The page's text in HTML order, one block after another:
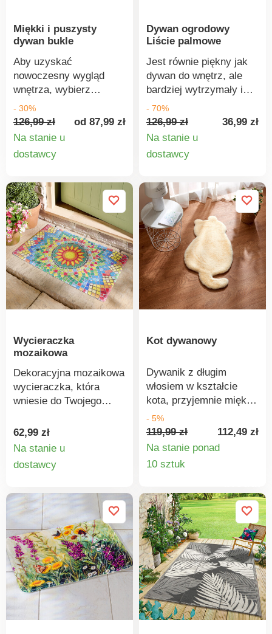
x 20 cm.
zewnętrznych + wnętrz
intensywnie
użytkowanych.
Wytrzymały zimą i
latem. Odporny na brud.
Miękki i puszysty
dywan bukle
Aby uzyskać
nowoczesny wygląd
wnętrza, wybierz
wygodny dywan w
szerokiej gamie kolorów.
Miękki i wygodny.
prostokątnych i 2
Łatwy w utrzymaniu.
Zalecamy regularne
odkurzanie dywanu. W
przypadku niepożądanej
plamy, użyj wilgotnej
gąbki i delikatnie
wyczyść, ale nie
dociskaj zbyt mocno,
aby uniknąć
plam skorzystaj z usług
profesjonalnego
czyszczenia.
- 30%
126,99 zł
od 87,99 zł
Na stanie u
dostawcy
Dywan ogrodowy
Liście palmowe
Jest równie piękny jak
dywan do wnętrz, ale
bardziej wytrzymały i
odporny na
niesprzyjające warunki
atmosferyczne!
balkon lub do ogrodu. Z
palmy w odcieniach
szarości - roztacza
wakacyjną atmosferę
przez cały rok, nawet w
deszczu i śniegu.
Niezwykle wytrzymały,
odporny na zabrudzenia
i łatwy w czyszczeniu.
Wystarczy zamieść,
- 70%
126,99 zł
36,99 zł
Na stanie u
dostawcy
Wycieraczka
mozaikowa
Dekoracyjna mozaikowa
wycieraczka, która
wniesie do Twojego
atmosferę i czystość.
Posiada antypoślizgowy
powierzchnię. Do użytku
Kolorowy wzór. Łatwa w
utrzymaniu. Chroni dom
przed brudem ulicznym.
Gainsborough.
62,99 zł
Na stanie u
dostawcy
Kot dywanowy
Dywanik z długim
włosiem w kształcie
kota, przyjemnie miękki
w dotyku. Sprawdzi się
również jako przytulna
narzutka na fotel.
- 5%
119,99 zł
112,49 zł
Na stanie ponad
10 sztuk